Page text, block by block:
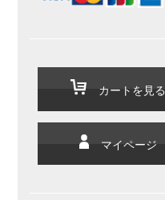
カートを見る
マイページ